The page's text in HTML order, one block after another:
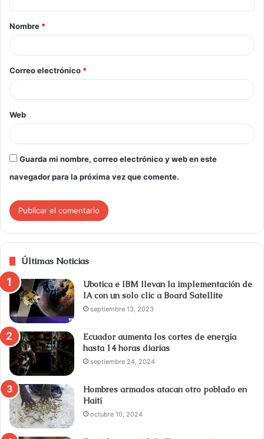
Nombre *
Correo electrónico *
Web
Guarda mi nombre, correo electrónico y web en este
navegador para la próxima vez que comente.
Últimas Noticias
Ubotica e IBM llevan la implementación de
IA con un solo clic a Board Satellite
septiembre 13, 2023
Ecuador aumenta los cortes de energía
hasta 14 horas diarias
septiembre 24, 2024
Hombres armados atacan otro poblado en
Haití
octubre 10, 2024